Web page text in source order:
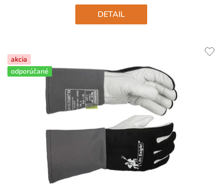
DETAIL
akcia
odporúčané